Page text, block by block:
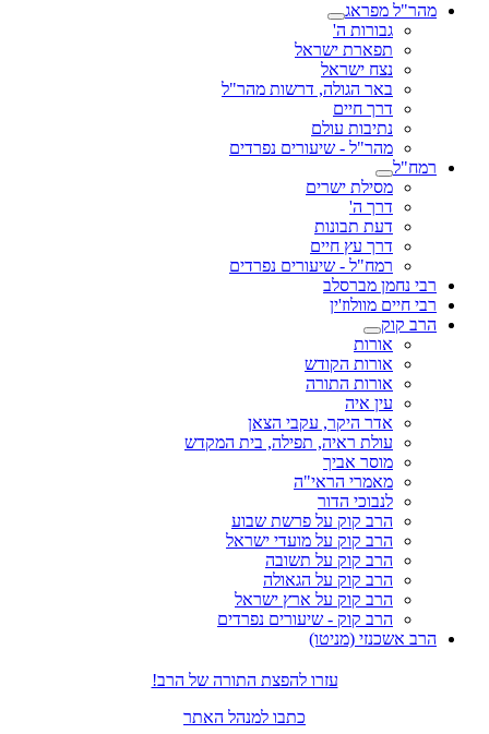
מהר"ל מפראג
גבורות ה'
תפארת ישראל
נצח ישראל
באר הגולה, דרשות מהר"ל
דרך חיים
נתיבות עולם
מהר"ל - שיעורים נפרדים
רמח"ל
מסילת ישרים
דרך ה'
דעת תבונות
דרך עץ חיים
רמח"ל - שיעורים נפרדים
רבי נחמן מברסלב
רבי חיים מוולוז'ין
הרב קוק
אורות
אורות הקודש
אורות התורה
עין איה
אדר היקר, עקבי הצאן
עולת ראיה, תפילה, בית המקדש
מוסר אביך
מאמרי הראי"ה
לנבוכי הדור
הרב קוק על פרשת שבוע
הרב קוק על מועדי ישראל
הרב קוק על תשובה
הרב קוק על הגאולה
הרב קוק על ארץ ישראל
הרב קוק - שיעורים נפרדים
הרב אשכנזי (מניטו)
עזרו להפצת התורה של הרב!
כתבו למנהל האתר